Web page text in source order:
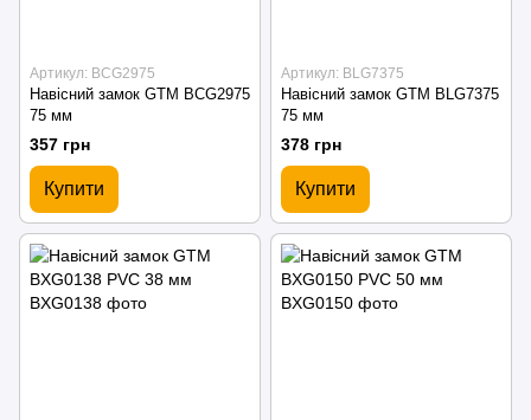
Артикул: BCG2975
Навісний замок GTM BCG2975
75 мм
357 грн
Купити
Артикул: BLG7375
Навісний замок GTM BLG7375
75 мм
378 грн
Купити